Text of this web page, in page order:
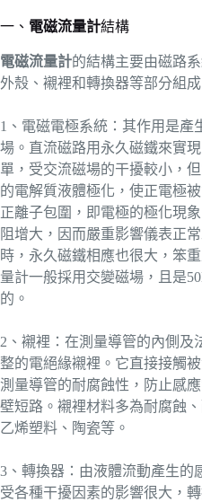
一、 電磁流量計結構
電磁流量計的結構主要由磁路
外殼、襯裡和轉換器等部分組成
1、電磁電極系統：其作用是產
場。直流磁路用永久磁鐵來實
單，受交流磁場的干擾較小，
的電解質液體極化，使正電極
正離子包圍，即電極的極化現
阻增大，因而嚴重影響儀表正
時，永久磁鐵相應也很大，笨
量計一般採用交變磁場，且是
的。
2、襯裡：在測量導管的內側及
整的電絕緣襯裡。它直接接觸
測量導管的耐腐蝕性，防止感
壁短路。襯裡材料多為耐腐蝕
乙烯塑料、陶瓷等。
3、轉換器：由液體流動產生的
受各種干擾因素的影響很大，